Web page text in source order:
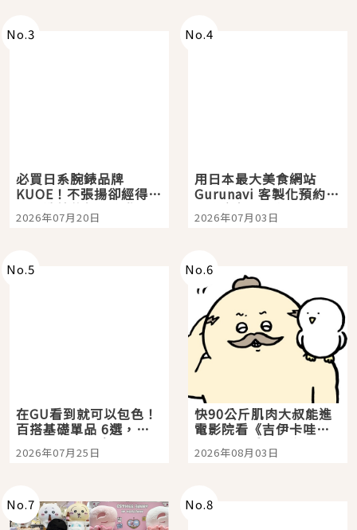
No.3
必買日系腕錶品牌
KUOE！不張揚卻經得起
時間洗鍊的經典之作五
選
2026年07月20日
No.4
用日本最大美食網站
Gurunavi 客製化預約九
大都市餐廳，打造專屬
美食體驗！
2026年07月03日
No.5
在GU看到就可以包色！
百搭基礎單品 6選，閉
眼全收也不心疼
2026年07月25日
No.6
快90公斤肌肉大叔能進
電影院看《吉伊卡哇》
嗎？日本重金屬樂團
「打首」會長與nagano
2026年08月03日
No.7 No.8